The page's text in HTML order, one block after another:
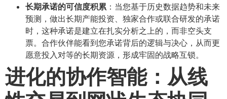
长期承诺的可信度积累 ​：当您基于历史数据趋势和未来
预测，做出长期产能投资、独家合作或联合研发的承诺
时，这种承诺是建立在扎实分析之上的，而非空头支
票。合作伙伴能看到您承诺背后的逻辑与决心，从而更
愿意投入对等的长期资源，形成牢固的战略互锁。
进化的协作智能：从线